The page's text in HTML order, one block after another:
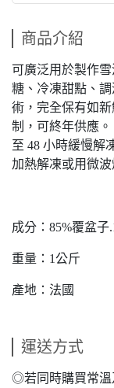
商品介紹
可廣泛用於製作
糖、冷凍甜點、
術，完全保有如
制，可終年供應
至 48 小時緩慢解
加熱解凍或用微波
成分：85%覆盆子
重量：1公斤
產地：法國
運送方式
◎若同時購買常溫